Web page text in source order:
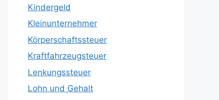
Kindergeld
Kleinunternehmer
Körperschaftssteuer
Kraftfahrzeugsteuer
Lenkungssteuer
Lohn und Gehalt